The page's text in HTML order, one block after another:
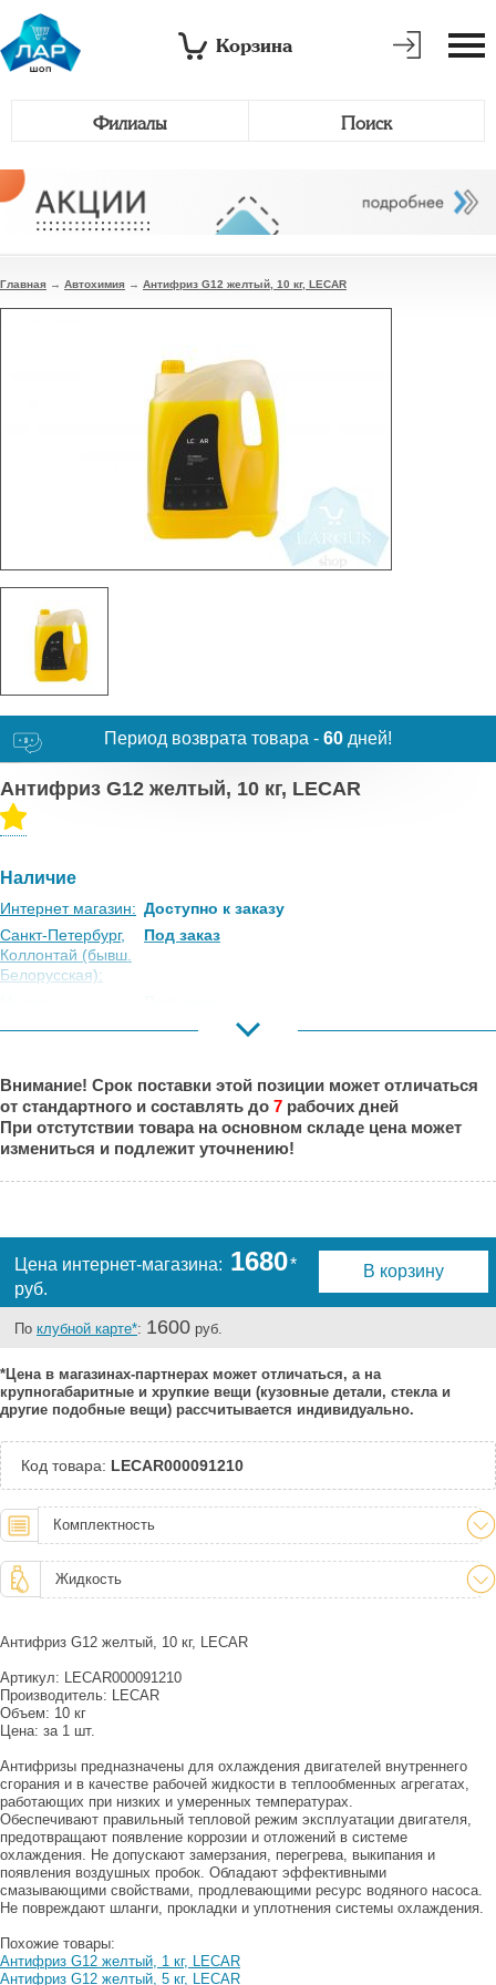
Корзина
Филиалы Поиск
Главная → Автохимия → Антифриз G12 желтый, 10 кг, LECAR
Период возврата товара - 60 дней!
Антифриз G12 желтый, 10 кг, LECAR
Наличие
Интернет магазин: Доступно к заказу
Санкт-Петербург,
Коллонтай (бывш.
Белорусская):
Под заказ
Порт:
Великий Новгород: Под заказ
Краснодар:
Под заказ
Челябинск:
Под заказ
Внимание! Срок поставки этой позиции может отличаться
от стандартного и составлять до 7 рабочих дней
При отстутствии товара на основном складе цена может
измениться и подлежит уточнению!
Цена интернет-магазина: 1680*
руб.
В корзину
По клубной карте*: 1600 руб.
*Цена в магазинах-партнерах может отличаться, а на
крупногабаритные и хрупкие вещи (кузовные детали, стекла и
другие подобные вещи) рассчитывается индивидуально.
Код товара: LECAR000091210
Комплектность
Жидкость
Антифриз G12 желтый, 10 кг, LECAR
Артикул: LECAR000091210
Производитель: LECAR
Объем: 10 кг
Цена: за 1 шт.
Антифризы предназначены для охлаждения двигателей внутреннего
сгорания и в качестве рабочей жидкости в теплообменных агрегатах,
работающих при низких и умеренных температурах.
Обеспечивают правильный тепловой режим эксплуатации двигателя,
предотвращают появление коррозии и отложений в системе
охлаждения. Не допускают замерзания, перегрева, выкипания и
появления воздушных пробок. Обладают эффективными
смазывающими свойствами, продлевающими ресурс водяного насоса.
Не повреждают шланги, прокладки и уплотнения системы охлаждения.
Похожие товары:
Антифриз G12 желтый, 1 кг, LECAR
Антифриз G12 желтый, 5 кг, LECAR